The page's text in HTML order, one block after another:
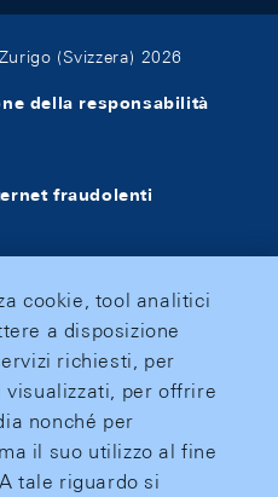
(Svizzera) 2026
della responsabilità
fraudolenti
cookie, tool analitici
a disposizione
richiesti, per
visualizzati, per offrire
nonché per
il suo utilizzo al fine
tale riguardo si